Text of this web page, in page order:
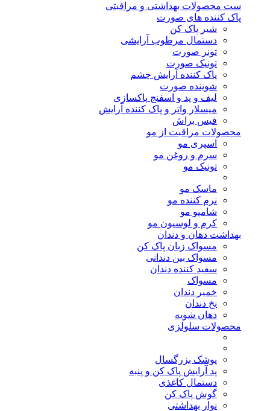
ست محصولات بهداشتی و مراقبتی
پاک کننده های صورت
شیر پاک کن
دستمال مرطوب آرایشی
تونر صورت
تونیک صورت
پاک کننده آرایش چشم
شوینده صورت
لیف و پد و اسفنج پاکسازی
میسلار واتر و پاک کننده آرایش
فیس براش
محصولات مراقبت از مو
اسپری مو
سرم و روغن مو
تونیک مو
ماسک مو
نرم کننده مو
شامپو مو
کرم و لوسیون مو
بهداشت دهان و دندان
مسواک زبان پاک کن
مسواک بین دندانی
سفید کننده دندان
مسواک
خمیر دندان
نخ دندان
دهان شویه
محصولات سلولزی
پوشک بزرگسال
پد آرایش پاک کن و پنبه
دستمال کاغذی
گوش پاک کن
نوار بهداشتی